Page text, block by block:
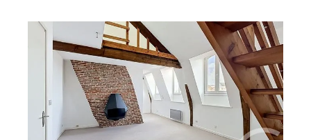
LILLE 59
58,20 m2, 2 pièces
Ref : 2523
Appartement T2 à louer
960 €
par mois charges comprises